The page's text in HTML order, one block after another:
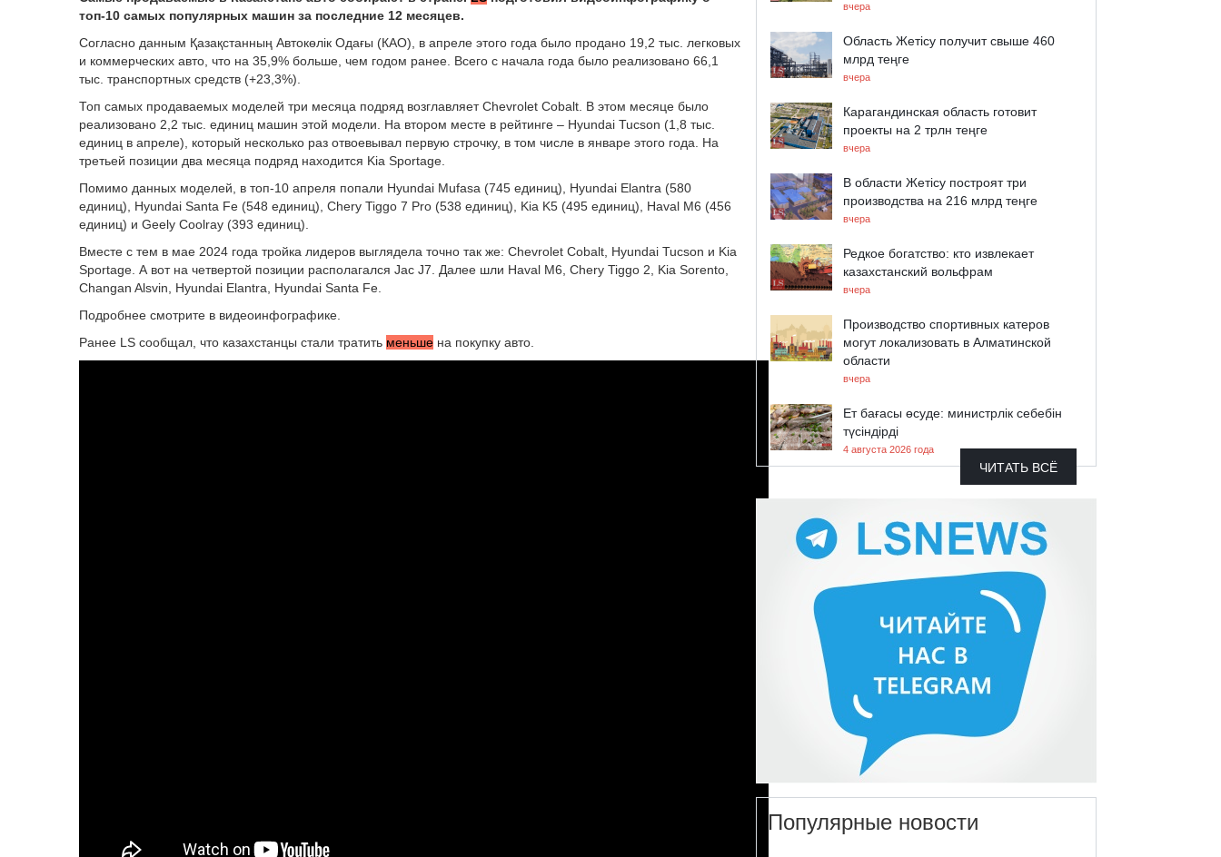
топ-10 самых популярных машин за последние 12 месяцев.
Согласно данным Қазақстанның Автокөлік Одағы (КАО), в апреле этого года было продано 19,2 тыс. легковых
и коммерческих авто, что на 35,9% больше, чем годом ранее. Всего с начала года было реализовано 66,1
тыс. транспортных средств (+23,3%).
Топ самых продаваемых моделей три месяца подряд возглавляет Chevrolet Cobalt. В этом месяце было
реализовано 2,2 тыс. единиц машин этой модели. На втором месте в рейтинге – Hyundai Tucson (1,8 тыс.
единиц в апреле), который несколько раз отвоевывал первую строчку, в том числе в январе этого года. На
третьей позиции два месяца подряд находится Kia Sportage.
Помимо данных моделей, в топ-10 апреля попали Hyundai Mufasa (745 единиц), Hyundai Elantra (580
единиц), Hyundai Santa Fe (548 единиц), Chery Tiggo 7 Pro (538 единиц), Kia K5 (495 единиц), Haval M6 (456
единиц) и Geely Coolray (393 единиц).
Вместе с тем в мае 2024 года тройка лидеров выглядела точно так же: Chevrolet Cobalt, Hyundai Tucson и Kia
Sportage. А вот на четвертой позиции располагался Jac J7. Далее шли Haval M6, Chery Tiggo 2, Kia Sorento,
Changan Alsvin, Hyundai Elantra, Hyundai Santa Fe.
Подробнее смотрите в видеоинфографике.
Ранее LS сообщал, что казахстанцы стали тратить меньше на покупку авто.
вчера
Область Жетісу получит свыше 460
млрд теңге
вчера
Карагандинская область готовит
проекты на 2 трлн теңге
вчера
В области Жетісу построят три
производства на 216 млрд теңге
вчера
Редкое богатство: кто извлекает
казахстанский вольфрам
вчера
Производство спортивных катеров
могут локализовать в Алматинской
области
вчера
Ет бағасы өсуде: министрлік себебін
түсіндірді
4 августа 2026 года
ЧИТАТЬ ВСЁ
Популярные новости